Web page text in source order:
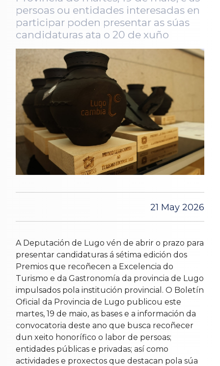
persoas ou entidades interesadas en
participar poden presentar as súas
candidaturas ata o 20 de xuño
21 May 2026
A Deputación de Lugo vén de abrir o prazo para
presentar candidaturas á sétima edición dos
Premios que recoñecen a Excelencia do
Turismo e da Gastronomía da provincia de Lugo
impulsados pola institución provincial. O Boletín
Oficial da Provincia de Lugo publicou este
martes, 19 de maio, as bases e a información da
convocatoria deste ano que busca recoñecer
dun xeito honorífico o labor de persoas;
entidades públicas e privadas; así como
actividades e proxectos que destacan pola súa